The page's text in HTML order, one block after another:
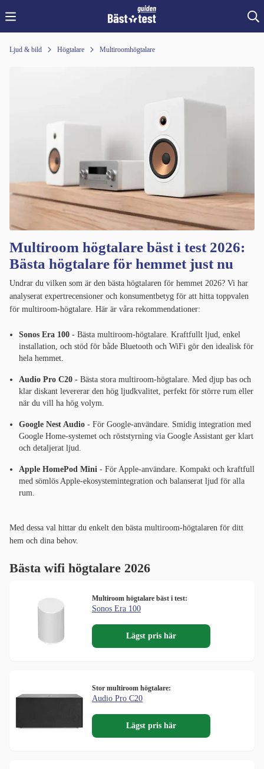
Ljud & bild Högtalare Multiroomhögtalare
Multiroom högtalare bäst i test 2026:
Bästa högtalare för hemmet just nu
Undrar du vilken som är den bästa högtalaren för hemmet 2026? Vi har
analyserat expertrecensioner och konsumentbetyg för att hitta toppvalen
för multiroom-högtalare. Här är våra rekommendationer:
Sonos Era 100 - Bästa multiroom-högtalare. Kraftfullt ljud, enkel
installation, och stöd för både Bluetooth och WiFi gör den idealisk för
hela hemmet.
Audio Pro C20 - Bästa stora multiroom-högtalare. Med djup bas och
klar diskant levererar den hög ljudkvalitet, perfekt för större rum eller
när du vill ha hög volym.
Google Nest Audio - För Google-användare. Smidig integration med
Google Home-systemet och röststyrning via Google Assistant ger klart
och detaljerat ljud.
Apple HomePod Mini - För Apple-användare. Kompakt och kraftfull
med sömlös Apple-ekosystemintegration och balanserat ljud för alla
rum.
Med dessa val hittar du enkelt den bästa multiroom-högtalaren för ditt
hem och dina behov.
Bästa wifi högtalare 2026
Multiroom högtalare bäst i test:
Sonos Era 100
Lägst pris här
Stor multiroom högtalare:
Audio Pro C20
Lägst pris här